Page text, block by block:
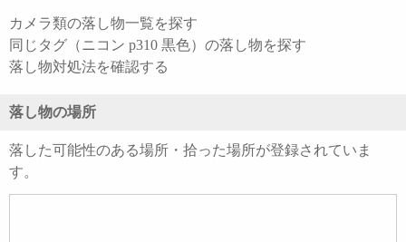
カメラ類の落し物一覧を探す
同じタグ（ニコン p310 黒色）の落し物を探す
落し物対処法を確認する
落し物の場所
落した可能性のある場所・拾った場所が登録されていま
す。